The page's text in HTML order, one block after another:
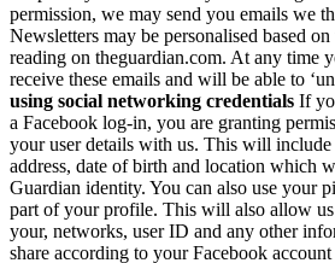
permission, we may send you emails we
Newsletters may be personalised based
reading on theguardian.com. At any time
receive these emails and will be able to
using social networking credentials If
a Facebook log-in, you are granting
your user details with us. This will include
address, date of birth and location which
Guardian identity. You can also use your
part of your profile. This will also allow us
your, networks, user ID and any other
share according to your Facebook